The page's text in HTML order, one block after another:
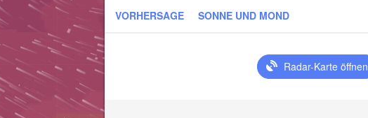
VORHERSAGE SONNE UND MOND
Radar-Karte öffnen
La Habana